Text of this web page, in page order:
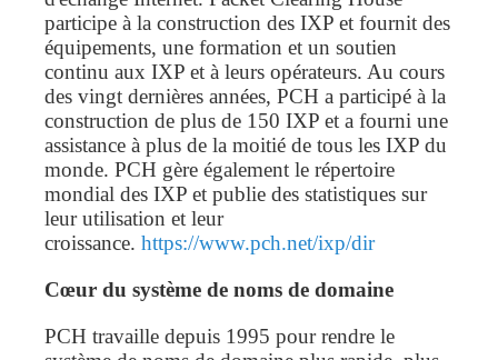
participe à la construction des IXP et fournit des
équipements, une formation et un soutien
continu aux IXP et à leurs opérateurs. Au cours
des vingt dernières années, PCH a participé à la
construction de plus de 150 IXP et a fourni une
assistance à plus de la moitié de tous les IXP du
monde. PCH gère également le répertoire
mondial des IXP et publie des statistiques sur
leur utilisation et leur
croissance. https://www.pch.net/ixp/dir
Cœur du système de noms de domaine
PCH travaille depuis 1995 pour rendre le